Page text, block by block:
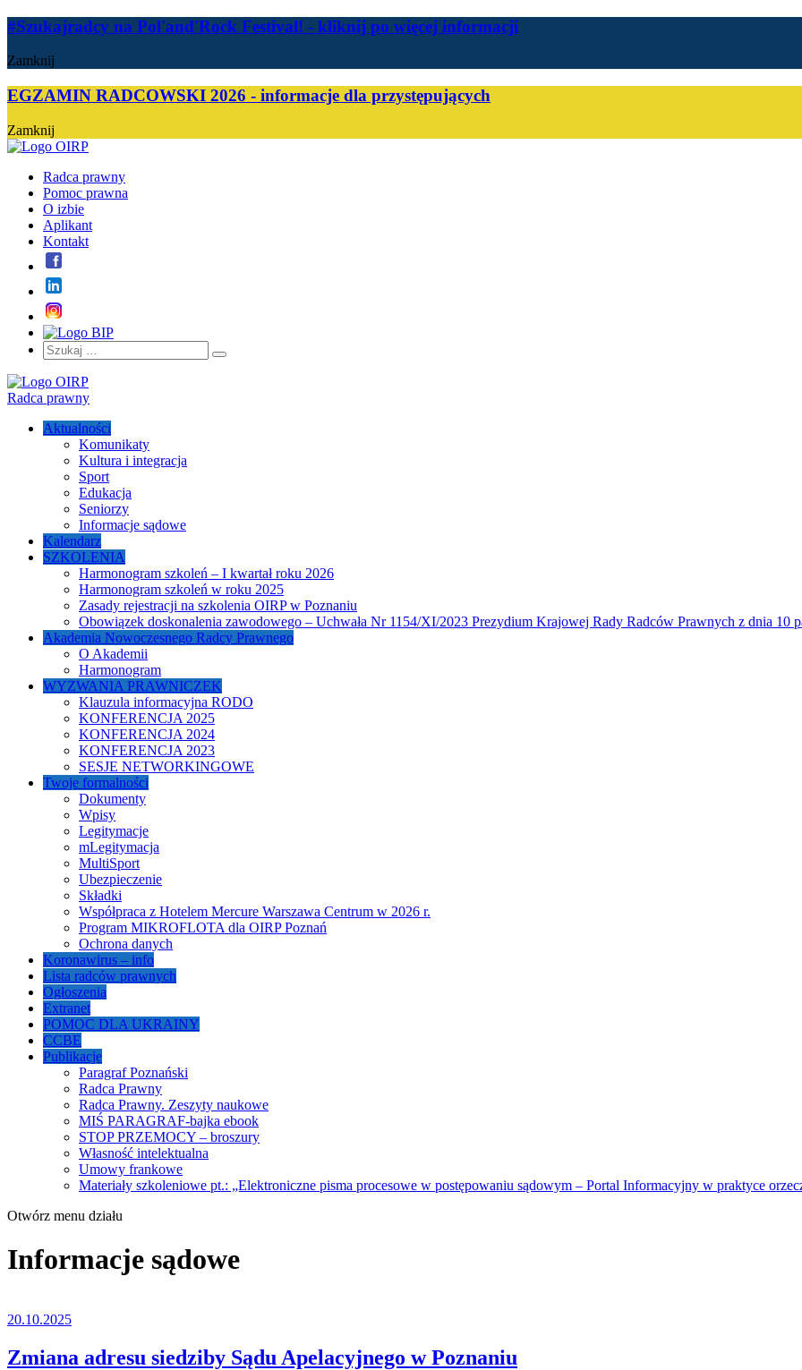
#Szukajradcy na Pol'and'Rock Festival! - kliknij po więcej informacji
Zamknij
EGZAMIN RADCOWSKI 2026 - informacje dla przystępujących
Zamknij
Radca prawny
Pomoc prawna
O izbie
Aplikant
Kontakt
Szukaj:
Szukaj
Radca prawny
Aktualności
Komunikaty
Kultura i integracja
Sport
Edukacja
Seniorzy
Informacje sądowe
Kalendarz
SZKOLENIA
Harmonogram szkoleń – I kwartał roku 2026
Harmonogram szkoleń w roku 2025
Zasady rejestracji na szkolenia OIRP w Poznaniu
Obowiązek doskonalenia zawodowego – Uchwała Nr 1154/XI/2023 Prezydium Krajowej Rady Radców Prawnych z dnia 10
Akademia Nowoczesnego Radcy Prawnego
O Akademii
Harmonogram
WYZWANIA PRAWNICZEK
Klauzula informacyjna RODO
KONFERENCJA 2025
KONFERENCJA 2024
KONFERENCJA 2023
SESJE NETWORKINGOWE
Twoje formalności
Dokumenty
Wpisy
Legitymacje
mLegitymacja
MultiSport
Ubezpieczenie
Składki
Współpraca z Hotelem Mercure Warszawa Centrum w 2026 r.
Program MIKROFLOTA dla OIRP Poznań
Ochrona danych
Koronawirus – info
Lista radców prawnych
Ogłoszenia
Extranet
POMOC DLA UKRAINY
CCBE
Publikacje
Paragraf Poznański
Radca Prawny
Radca Prawny. Zeszyty naukowe
MIŚ PARAGRAF-bajka ebook
STOP PRZEMOCY – broszury
Własność intelektualna
Umowy frankowe
Materiały szkoleniowe pt.: „Elektroniczne pisma procesowe w postępowaniu sądowym – Portal Informacyjny w praktyce
Otwórz menu działu
Informacje sądowe
20.10.2025
Zmiana adresu siedziby Sądu Apelacyjnego w Poznaniu